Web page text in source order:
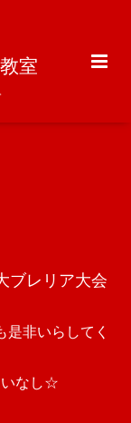
室
ブレリア大会
非いらしてく
いなし☆